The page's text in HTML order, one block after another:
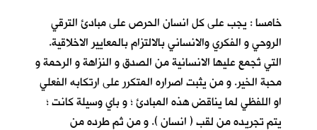
خامسا : يجب على كل انسان الحرص على مبادئ الترقي
الروحي و الفكري والانساني بالالتزام بالمعايير الاخلاقية.
التي تُجمع عليها الانسانية من الصدق و النزاهة و الرحمة و
محبة الخير. و من يثبت اصراره المتكرر على ارتكابه الفعلي
او اللفظي لما يناقض هذه المبادئ ؛ و باي وسيلة كانت ؛
يتم تجريده من لقب ( انسان ). و من ثم طرده من